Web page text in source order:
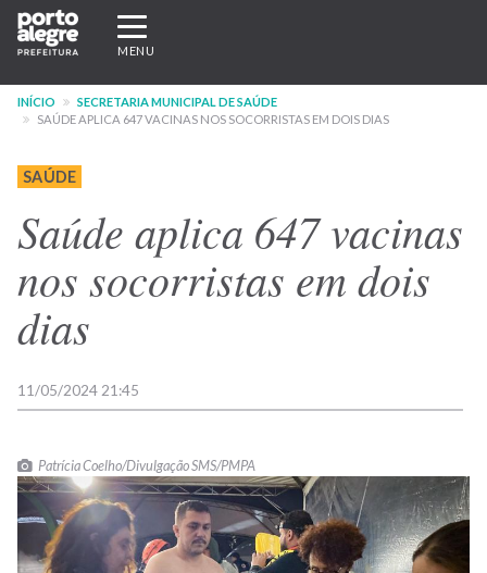
Pular
para
conteúdo
principal
Expandir/recolher
navegação
MENU
INÍCIO
SECRETARIA MUNICIPAL DE SAÚDE
SAÚDE APLICA 647 VACINAS NOS SOCORRISTAS EM DOIS DIAS
SAÚDE
Saúde aplica 647 vacinas
nos socorristas em dois
dias
11/05/2024 21:45
Patrícia Coelho/Divulgação SMS/PMPA